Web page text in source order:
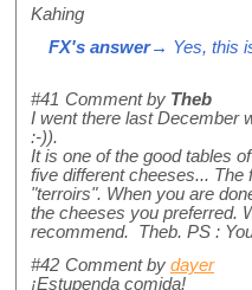
Kahing
FX's answer→ Yes, this
#41 Comment by Theb
I went there last December
:-)).
It is one of the good tables
five different cheeses... The
"terroirs". When you are
the cheeses you preferred.
recommend. Theb. PS :
#42 Comment by dayer
¡Estupenda comida!